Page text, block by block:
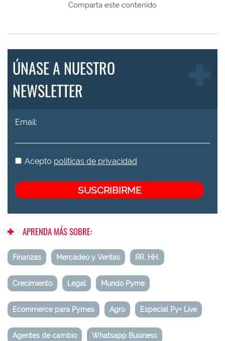
Comparta este contenido
ÚNASE A NUESTRO
NEWSLETTER
Email:
Acepto políticas de privacidad
APRENDA MÁS SOBRE:
Finanzas Mercadeo y Ventas RR. HH.
Crecimiento Legal Mundo Pyme
Ecommerce para Pymes Agro Especial Py+ Live
Agentes de cambio Whatsapp Business